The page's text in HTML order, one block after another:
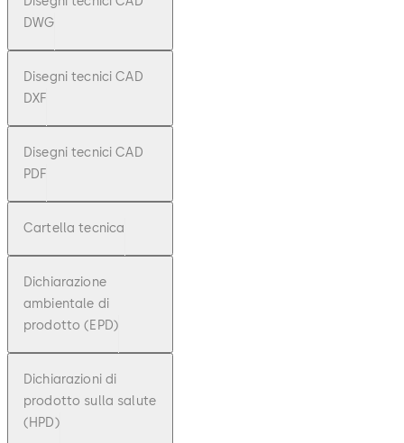
DWG
Disegni tecnici CAD
DXF
Disegni tecnici CAD
PDF
Cartella tecnica
Dichiarazione
ambientale di
prodotto (EPD)
Dichiarazioni di
prodotto sulla salute
(HPD)